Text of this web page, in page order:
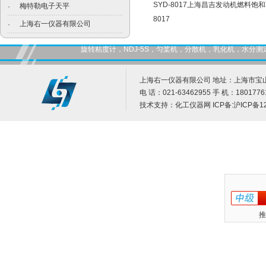
· 梅特勒电子天平
· 上海右一仪器有限公司
SYD-8017上海昌吉发动机燃料饱
8017
旋转粘度计，NDJ-5S，匀桨机，分散机，乳化机，水分
上海右一仪器有限公司 地址：上海市宝
电 话：021-63462955 手 机：
技术支持： 化工仪器网 ICP备:沪ICP备